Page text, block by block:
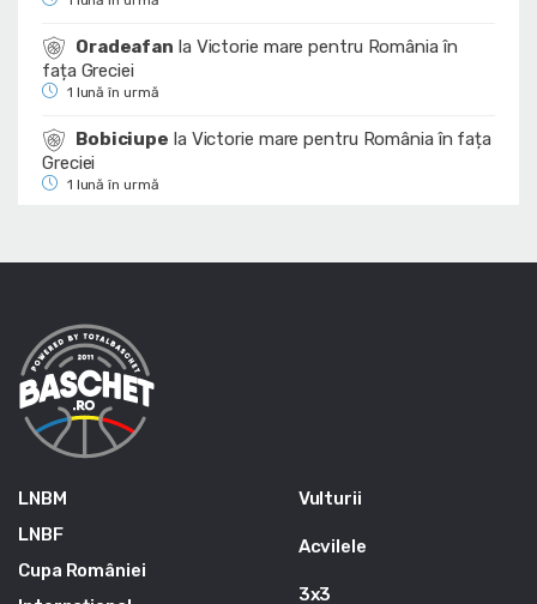
Oradeafan la Victorie mare pentru România în
fața Greciei
1 lună în urmă
Bobiciupe la Victorie mare pentru România în fața
Greciei
1 lună în urmă
LNBM
LNBF
Cupa României
Vulturii
Acvilele
3x3